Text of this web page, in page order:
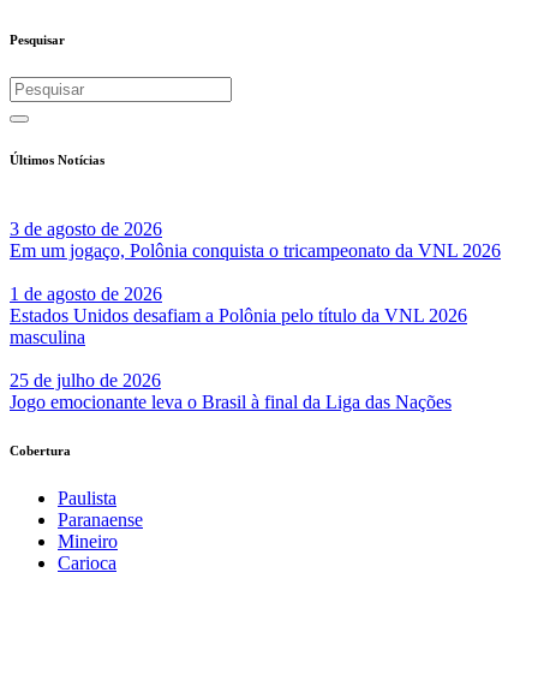
Pesquisar
Últimos Notícias
3 de agosto de 2026
Em um jogaço, Polônia conquista o tricampeonato da VNL 2026
1 de agosto de 2026
Estados Unidos desafiam a Polônia pelo título da VNL 2026
masculina
25 de julho de 2026
Jogo emocionante leva o Brasil à final da Liga das Nações
Cobertura
Paulista
Paranaense
Mineiro
Carioca